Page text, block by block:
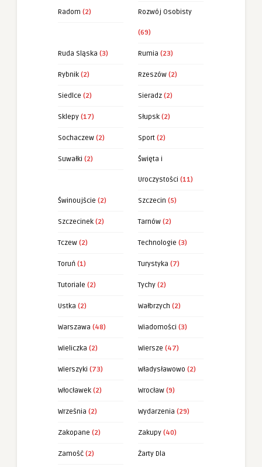
Radom (2) Rozwój Osobisty
(69)
Ruda Sląska (3) Rumia (23)
Rybnik (2) Rzeszów (2)
Siedlce (2) Sieradz (2)
Sklepy (17) Słupsk (2)
Sochaczew (2) Sport (2)
Suwałki (2) Święta i
Uroczystości (11)
Świnoujście (2) Szczecin (5)
Szczecinek (2) Tarnów (2)
Tczew (2) Technologie (3)
Toruń (1) Turystyka (7)
Tutoriale (2) Tychy (2)
Ustka (2) Wałbrzych (2)
Warszawa (48) Wiadomości (3)
Wieliczka (2) Wiersze (47)
Wierszyki (73) Władysławowo (2)
Włocławek (2) Wrocław (9)
Września (2) Wydarzenia (29)
Zakopane (2) Zakupy (40)
Zamość (2) Żarty Dla